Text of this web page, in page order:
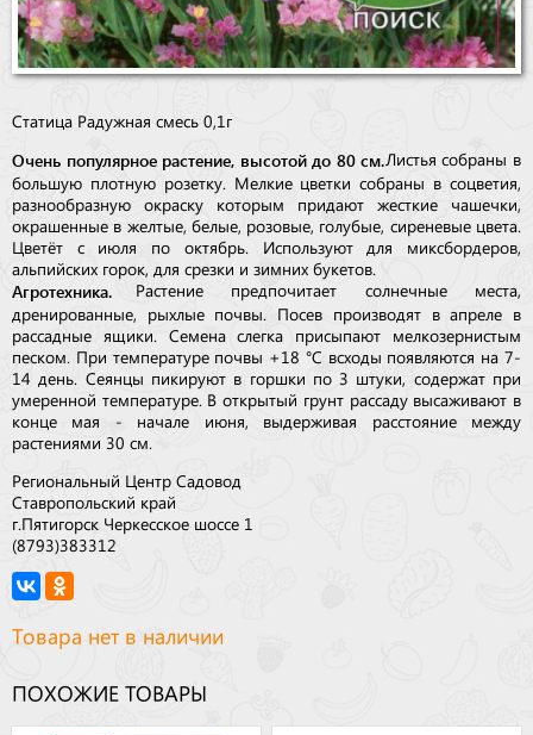
Статица Радужная смесь 0,1г
Очень популярное растение, высотой до 80 см. Листья собраны в
большую плотную розетку. Мелкие цветки собраны в соцветия,
разнообразную окраску которым придают жесткие чашечки,
окрашенные в желтые, белые, розовые, голубые, сиреневые цвета.
Цветёт с июля по октябрь. Используют для миксбордеров,
альпийских горок, для срезки и зимних букетов.
Агротехника. Растение предпочитает солнечные места,
дренированные, рыхлые почвы. Посев производят в апреле в
рассадные ящики. Семена слегка присыпают мелкозернистым
песком. При температуре почвы +18 °С всходы появляются на 7-
14 день. Сеянцы пикируют в горшки по 3 штуки, содержат при
умеренной температуре. В открытый грунт рассаду высаживают в
конце мая - начале июня, выдерживая расстояние между
растениями 30 см.
Региональный Центр Садовод
Ставропольский край
г.Пятигорск Черкесское шоссе 1
(8793)383312
Товара нет в наличии
ПОХОЖИЕ ТОВАРЫ